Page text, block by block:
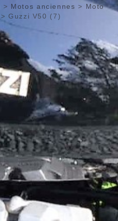
> Motos anciennes >
Moto
> Guzzi V50 (7)